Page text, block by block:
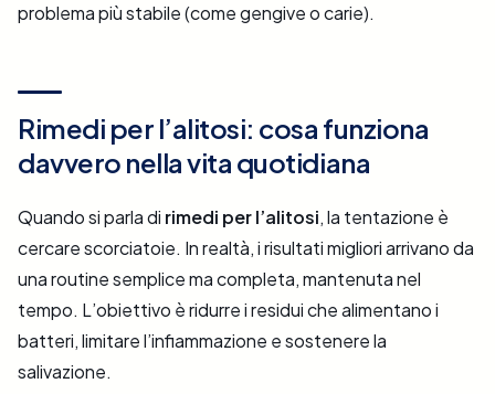
problema più stabile (come gengive o carie).
Rimedi per l’alitosi: cosa funziona
davvero nella vita quotidiana
Quando si parla di rimedi per l’alitosi, la tentazione è
cercare scorciatoie. In realtà, i risultati migliori arrivano da
una routine semplice ma completa, mantenuta nel
tempo. L’obiettivo è ridurre i residui che alimentano i
batteri, limitare l’infiammazione e sostenere la
salivazione.